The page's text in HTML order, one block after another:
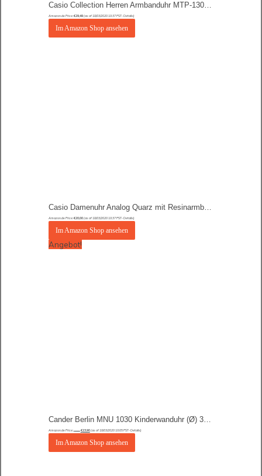
Casio Collection Herren Armbanduhr MTP-1302PD
Amazon.de Price:€29,49(as of 18/03/2020 10:37 PST-Details)
Im Amazon Shop ansehen
Casio Damenuhr Analog Quarz mit Resinarmband – MW-59
Amazon.de Price:€20,00(as of 18/03/2020 10:37 PST- Details)
Im Amazon Shop ansehen
Angebot!
Cander Berlin MNU 1030 Kinderwanduhr (Ø) 30,5 cm Kinder Wanduhr mit lautlosem Uhrenwerk und farbenfrohem Design – Ablesen der Uhrzeit lernen
Amazon.de Price:€26,90 €23,90(as of 18/03/2020 10:05 PST-Details)
Im Amazon Shop ansehen